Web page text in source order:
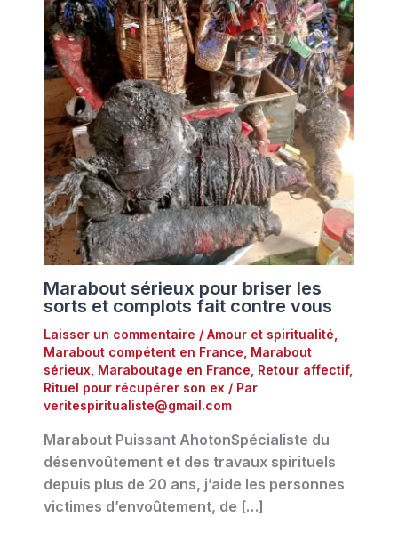
Marabout sérieux pour briser les
sorts et complots fait contre vous
Laisser un commentaire / Amour et spiritualité
Marabout compétent en France Marabout
sérieux Maraboutage en France Retour affectif,
Rituel pour récupérer son ex / Par
veritespiritualiste@gmail.com
Marabout Puissant AhotonSpécialiste du
désenvoûtement et des travaux spirituels
depuis plus de 20 ans, j’aide les personnes
victimes d’envoûtement, de […]